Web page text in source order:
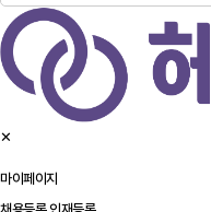
✕
마이페이지